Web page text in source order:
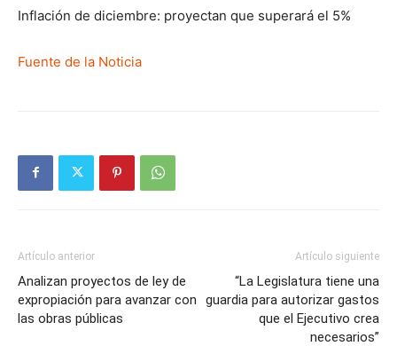
Inflación de diciembre: proyectan que superará el 5%
Fuente de la Noticia
Artículo anterior
Analizan proyectos de ley de
expropiación para avanzar con
las obras públicas
Artículo siguiente
“La Legislatura tiene una
guardia para autorizar gastos
que el Ejecutivo crea
necesarios”